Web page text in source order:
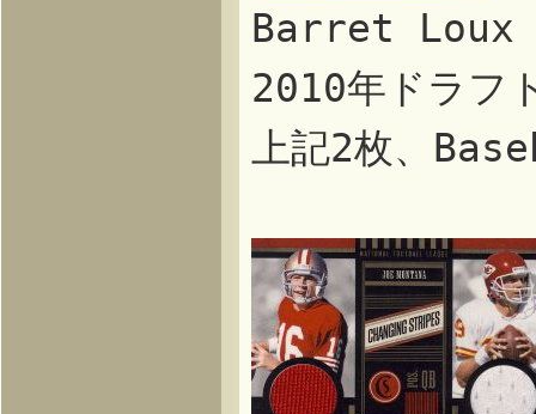
Barret Loux
2010年ドラフ
上記2枚、